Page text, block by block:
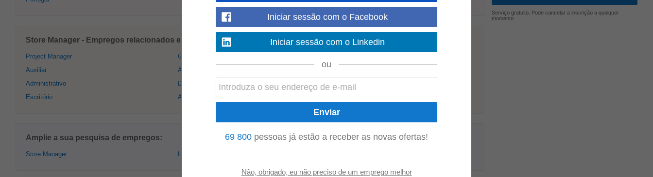
Store Manager - Empregos relacionados em Leiria:
Project Manager
Auxiliar
Administrativo
Escritório
Gerente
Administração
Diretor
Assistente Administrativo
Recepção
Recepcionista
Amplie a sua pesquisa de empregos:
Store Manager Leiria
Serviço gratuito. Pode cancelar a inscrição a qualquer
momento
Iniciar sessão com o Facebook
Iniciar sessão com o Linkedin
ou
69 800 pessoas já estão a receber as novas ofertas!